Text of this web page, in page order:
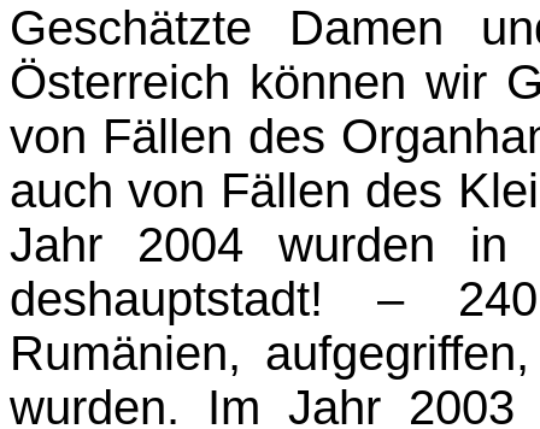
Geschätzte Damen
Österreich können wir
von Fällen des
auch von Fällen des
Jahr 2004 wurden
deshauptstadt! –
Rumänien,
wurden. Im Jahr